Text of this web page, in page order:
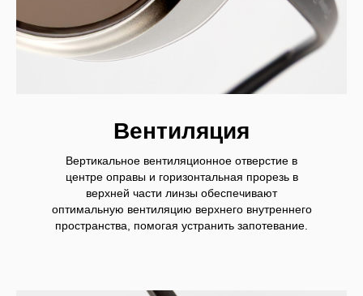
Вентиляция
Вертикальное вентиляционное отверстие в
центре оправы и горизонтальная прорезь в
верхней части линзы обеспечивают
оптимальную вентиляцию верхнего внутреннего
пространства, помогая устранить запотевание.